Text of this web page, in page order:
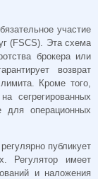
участие
(FSCS). Эта схема
брокера или
возврат
Кроме того,
сегрегированных
для операционных
публикует
Регулятор имеет
и наложения